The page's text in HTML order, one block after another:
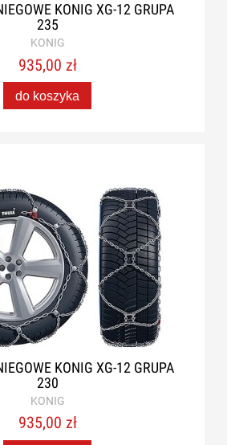
KONIG XG-12 GRUPA
235
KONIG
935,00 zł
do koszyka
KONIG XG-12 GRUPA
230
KONIG
935,00 zł